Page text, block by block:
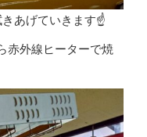
あげていきます☝️
赤外線ヒーターで焼